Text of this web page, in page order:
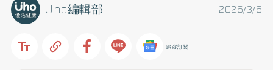
2026/3/6
Uho編輯部
追蹤訂閱